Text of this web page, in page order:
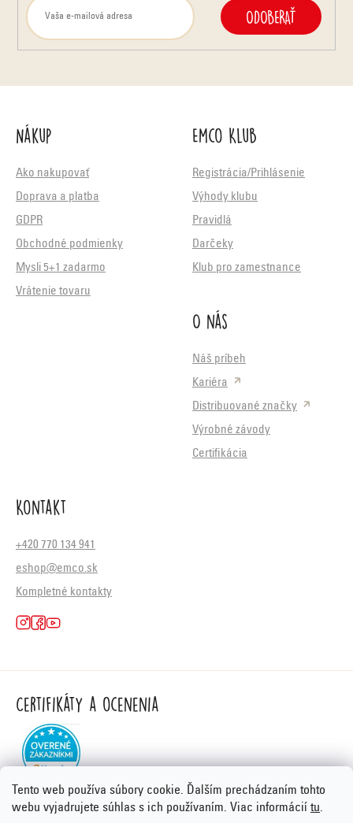
Tento web používa súbory cookie. Ďalším prechádzaním tohto
webu vyjadrujete súhlas s ich používaním. Viac informácií tu.
ODOBERAŤ
Nákup
Ako nakupovať
Doprava a platba
GDPR
Obchodné podmienky
Mysli 5+1 zadarmo
Vrátenie tovaru
Emco Klub
Registrácia/Prihlásenie
Výhody klubu
Pravidlá
Darčeky
Klub pro zamestnance
O nás
Náš príbeh
Kariéra
Distribuované značky
Výrobné závody
Certifikácia
Kontakt
+420 770 134 941
eshop@emco.sk
Kompletné kontakty
Certifikáty a ocenenia